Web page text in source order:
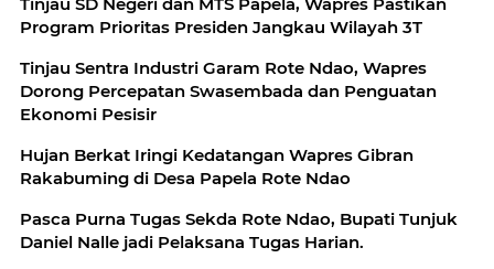
Program Prioritas Presiden Jangkau Wilayah 3T
Tinjau Sentra Industri Garam Rote Ndao, Wapres
Dorong Percepatan Swasembada dan Penguatan
Ekonomi Pesisir
Hujan Berkat Iringi Kedatangan Wapres Gibran
Rakabuming di Desa Papela Rote Ndao
Pasca Purna Tugas Sekda Rote Ndao, Bupati Tunjuk
Daniel Nalle jadi Pelaksana Tugas Harian.